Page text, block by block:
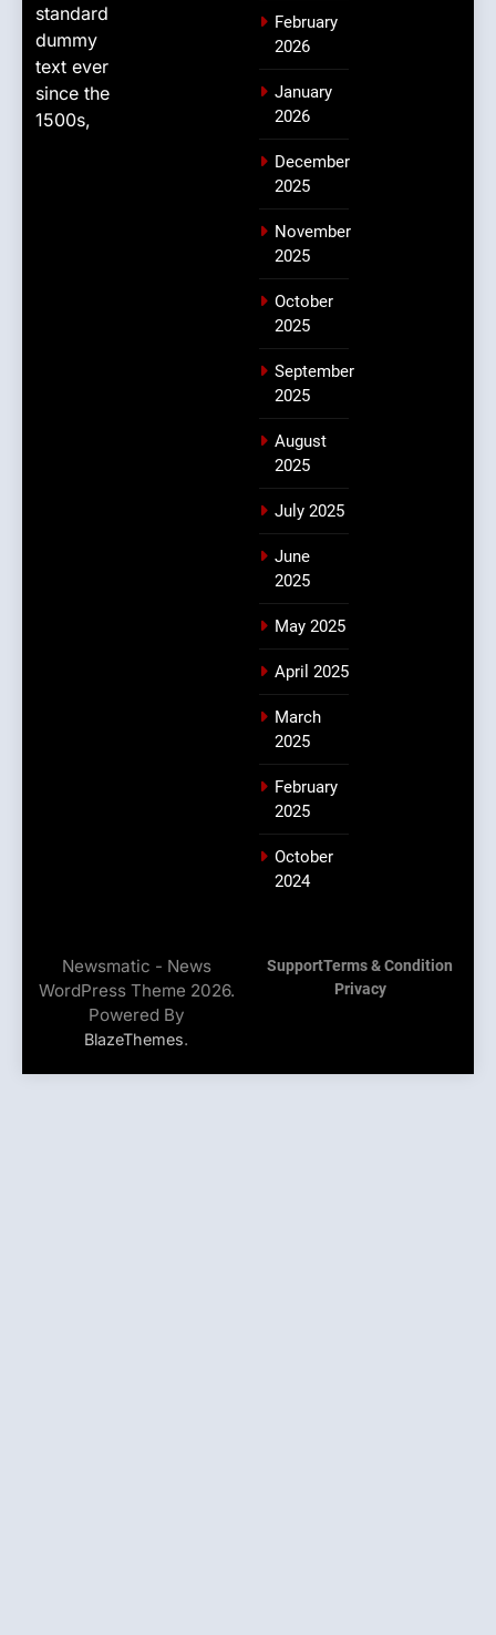
standard
dummy
text ever
since the
1500s,
February
2026
January
2026
December
2025
November
2025
October
2025
September
2025
August
2025
July 2025
June
2025
May 2025
April 2025
March
2025
February
2025
October
2024
Newsmatic - News
WordPress Theme 2026.
Powered By
BlazeThemes.
SupportTerms & Condition
Privacy